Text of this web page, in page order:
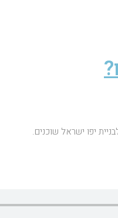
יפו ישראל שוכנים.